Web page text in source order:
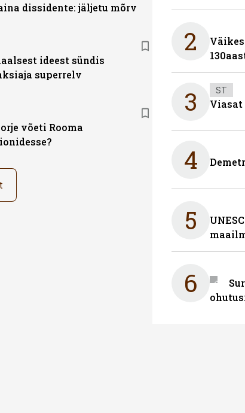
dissidente: jäljetu mõrv
ideest sündis
superrelv
võeti Rooma
2
3 ST
4
5
6